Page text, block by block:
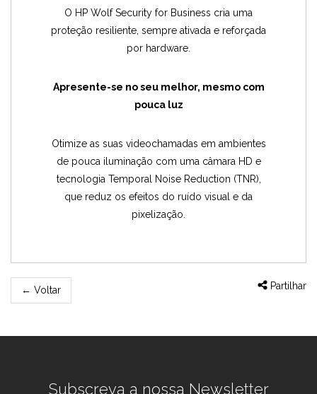
O HP Wolf Security for Business cria uma
proteção resiliente, sempre ativada e reforçada
por hardware.
Apresente-se no seu melhor, mesmo com
pouca luz
Otimize as suas videochamadas em ambientes
de pouca iluminação com uma câmara HD e
tecnologia Temporal Noise Reduction (TNR),
que reduz os efeitos do ruído visual e da
pixelização.
← Voltar Partilhar
Subscreva a nossa Newsletter